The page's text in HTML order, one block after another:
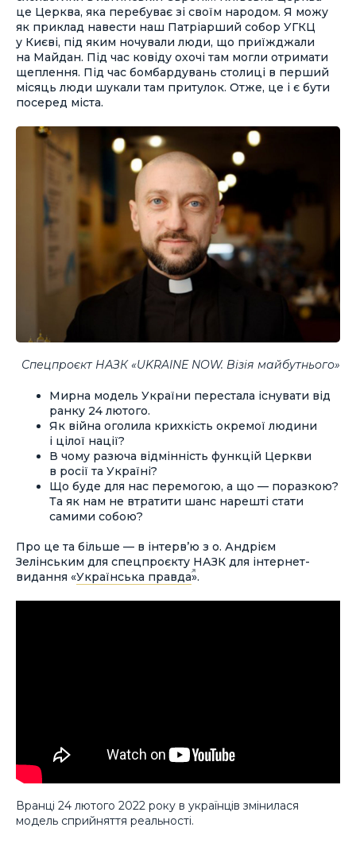
це Церква, яка перебуває зі своїм народом. Я можу
як приклад навести наш Патріарший собор УГКЦ
у Києві, під яким ночували люди, що приїжджали
на Майдан. Під час ковіду охочі там могли отримати
щеплення. Під час бомбардувань столиці в перший
місяць люди шукали там притулок. Отже, це і є бути
посеред міста.
Спецпроєкт НАЗК «UKRAINE NOW. Візія майбутнього»
Мирна модель України перестала існувати від
ранку 24 лютого.
Як війна оголила крихкість окремої людини
і цілої нації?
В чому разюча відмінність функцій Церкви
в росії та Україні?
Що буде для нас перемогою, а що — поразкою?
Та як нам не втратити шанс нарешті стати
самими собою?
Про це та більше — в інтерв’ю з о. Андрієм
Зелінським для спецпроєкту НАЗК для інтернет-
видання «Українська правда».
Вранці 24 лютого 2022 року в українців змінилася
модель сприйняття реальності.